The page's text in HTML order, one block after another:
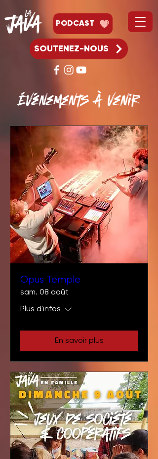
PODCAST
SOUTENEZ-NOUS
Événements à venir
Opus Temple
sam. 08 août
Plus d'infos
En savoir plus